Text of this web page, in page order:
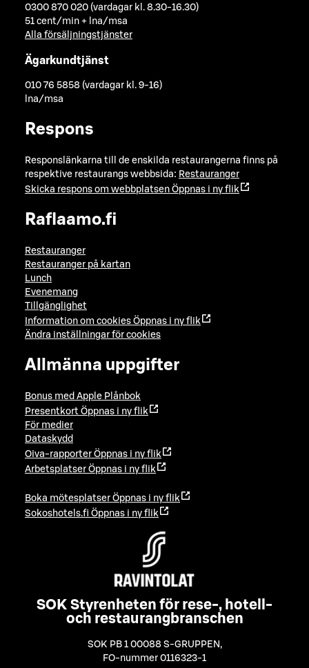
0300 870 020 (vardagar kl. 8.30-16.30)
51 cent/min + lna/msa
Alla försäljningstjänster
Ägarkundtjänst
010 76 5858 (vardagar kl. 9-16)
lna/msa
Respons
Responslänkarna till de enskilda restaurangerna finns på
respektive restaurangs webbsida: Restauranger
Skicka respons om webbplatsen Öppnas i ny flik
Raflaamo.fi
Restauranger
Restauranger på kartan
Lunch
Evenemang
Tillgänglighet
Information om cookies Öppnas i ny flik
Ändra inställningar för cookies
Allmänna uppgifter
Bonus med Apple Plånbok
Presentkort Öppnas i ny flik
För medier
Dataskydd
Oiva-rapporter Öppnas i ny flik
Arbetsplatser Öppnas i ny flik
Boka mötesplatser Öppnas i ny flik
Sokoshotels.fi Öppnas i ny flik
SOK Styrenheten för rese-, hotell-
och restaurangbranschen
SOK PB 1 00088 S-GRUPPEN ,
FO-nummer 0116323-1